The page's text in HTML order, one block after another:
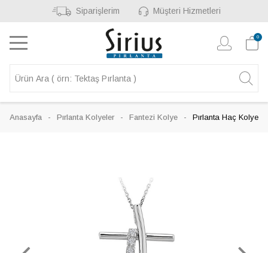
Siparişlerim Müşteri Hizmetleri
0
Anasayfa Pırlanta Kolyeler Fantezi Kolye Pırlanta Haç Kolye